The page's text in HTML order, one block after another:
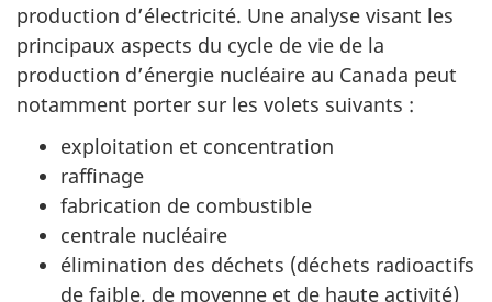
production d’électricité. Une analyse visant les
principaux aspects du cycle de vie de la
production d’énergie nucléaire au Canada peut
notamment porter sur les volets suivants :
exploitation et concentration
raffinage
fabrication de combustible
centrale nucléaire
élimination des déchets (déchets radioactifs
de faible, de moyenne et de haute activité)